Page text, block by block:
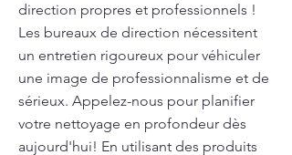
direction propres et professionnels !
Les bureaux de direction nécessitent
un entretien rigoureux pour véhiculer
une image de professionnalisme et de
sérieux. Appelez-nous pour planifier
votre nettoyage en profondeur dès
aujourd'hui! En utilisant des produits